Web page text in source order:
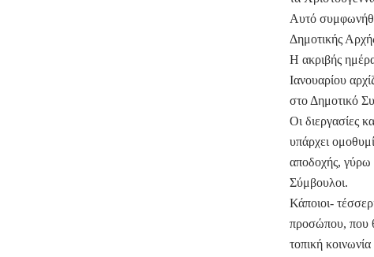
Αυτό
Δημοτικής
Η ακριβής
Ιανουαρίου
στο Δημοτικό
Οι διεργασίες
υπάρχει
αποδοχής, γύρω
Σύμβουλοι.
Κάποιοι-
προσώπου, που
τοπική